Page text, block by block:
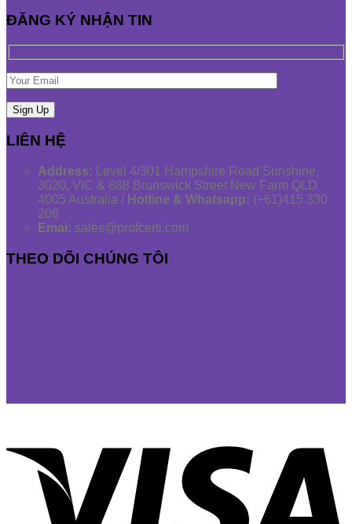
ĐĂNG KÝ NHẬN TIN
LIÊN HỆ
Address: Level 4/301 Hampshire Road Sunshine,
3020, VIC & 888 Brunswick Street New Farm QLD
4005 Australia / Hotline & Whatsapp: (+61)415 330
206
Emai: sales@profcerti.com
THEO DÕI CHÚNG TÔI